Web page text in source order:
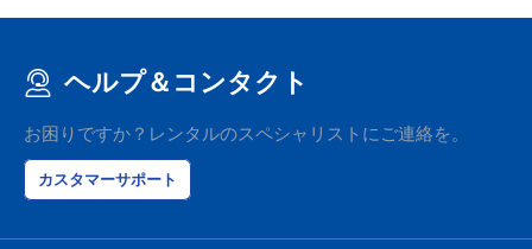
ヘルプ＆コンタクト
お困りですか？レンタルのスペシャリストにご連絡を。
カスタマーサポート